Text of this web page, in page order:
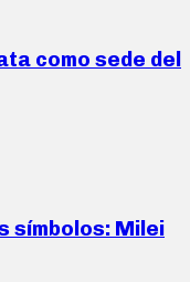
como sede del
símbolos: Milei